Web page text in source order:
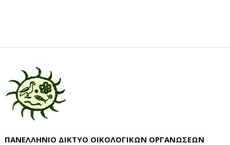
ΠΑΝΕΛΛΗΝΙΟ ΔΙΚΤΥΟ ΟΙΚΟΛΟΓΙΚΩΝ ΟΡΓΑΝΩΣΕΩΝ